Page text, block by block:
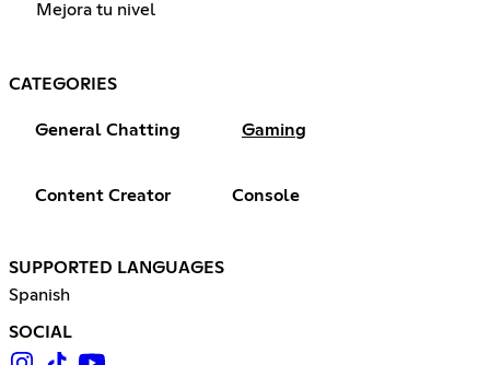
Mejora tu nivel
CATEGORIES
General Chatting Gaming
Content Creator Console
SUPPORTED LANGUAGES
Spanish
SOCIAL